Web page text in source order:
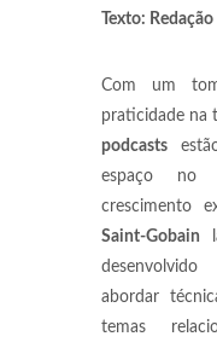
Texto:
Com um
praticidade na
podcasts
espaço no
crescimento
Saint-Gobain
abordar
temas